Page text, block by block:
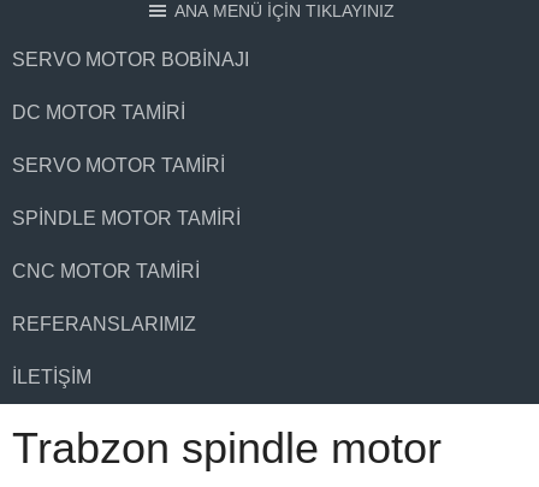
ANA MENÜ İÇİN TIKLAYINIZ
SERVO MOTOR BOBINAJI
DC MOTOR TAMIRI
SERVO MOTOR TAMIRI
SPINDLE MOTOR TAMIRI
CNC MOTOR TAMIRI
REFERANSLARIMIZ
İLETIŞIM
Trabzon spindle motor